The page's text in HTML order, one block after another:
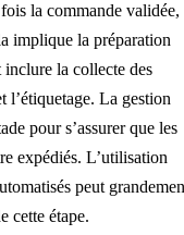
la commande validée,
implique la préparation
inclure la collecte des
l’étiquetage. La gestion
pour s’assurer que les
expédiés. L’utilisation
peut
cette étape.